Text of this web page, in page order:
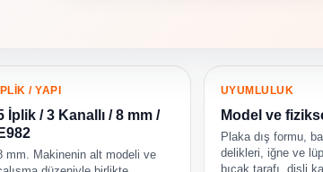
İPLİK / YAPI
İplik / 3 Kanallı / 8 mm /
E982
mm. Makinenin alt modeli ve
UYUMLULUK
Model ve
Plaka dış formu,
delikleri, iğne ve
bıçak tarafı, dişli